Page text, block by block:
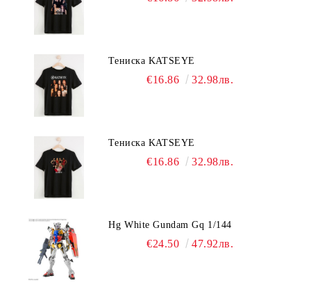
Тениска KATSEYE
€16.86 32.98лв.
Тениска KATSEYE
€16.86 32.98лв.
Hg White Gundam Gq 1/144
€24.50 47.92лв.